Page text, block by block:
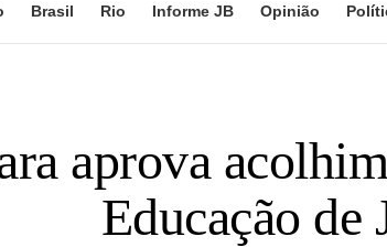
Brasil Rio Informe JB Opinião
aprova
Educação de